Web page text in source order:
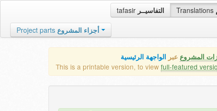
tafasir التفاسيــر Translations
Project parts أجزاء المشروع
المشروع عبر الواجهة الرئيسية
This is a printable version, to view full-featured